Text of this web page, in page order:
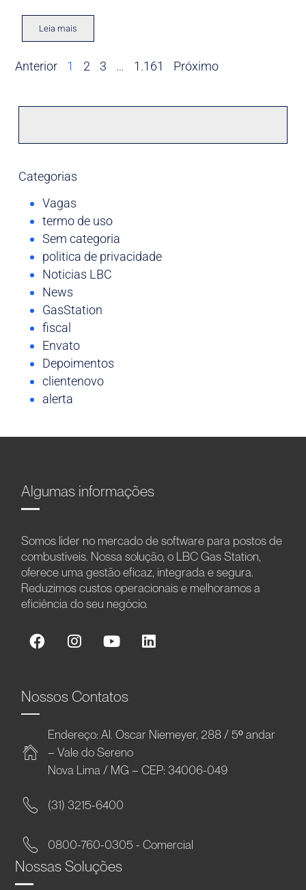
Leia mais
Anterior 1 2 3 … 1.161 Próximo
Categorias
Vagas
termo de uso
Sem categoria
politica de privacidade
Noticias LBC
News
GasStation
fiscal
Envato
Depoimentos
clientenovo
alerta
Algumas informações
Somos líder no mercado de software para postos de
combustíveis. Nossa solução, o LBC Gas Station,
oferece uma gestão eficaz, integrada e segura.
Reduzimos custos operacionais e melhoramos a
eficiência do seu negócio.
Nossos Contatos
Endereço: Al. Oscar Niemeyer, 288 / 5º andar
– Vale do Sereno
Nova Lima / MG – CEP: 34006-049
(31) 3215-6400
0800-760-0305 - Comercial
Nossas Soluções